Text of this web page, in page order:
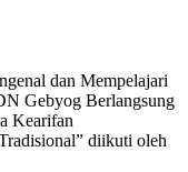
dan Mempelajari
Gebyog Berlangsung
Kearifan
diikuti oleh